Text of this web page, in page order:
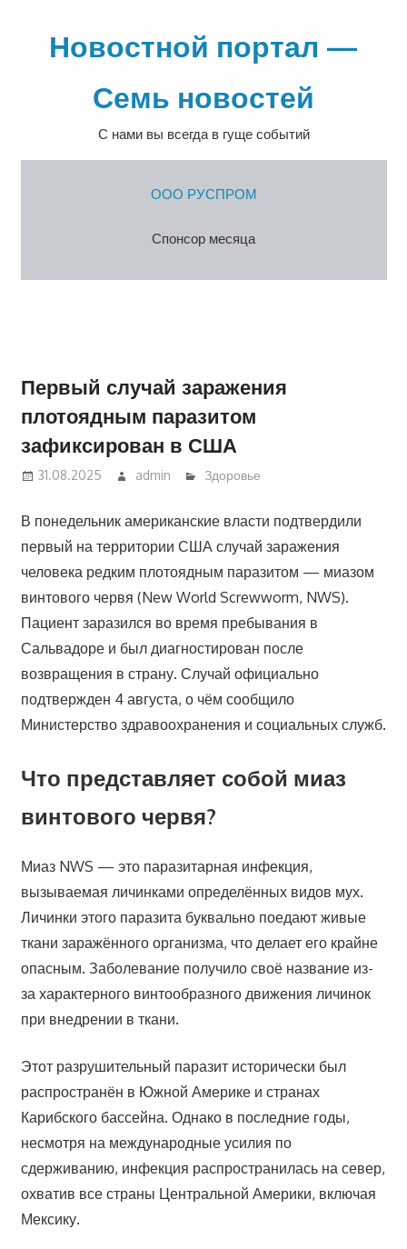
содержимомуНовостной портал —
Семь новостей
С нами вы всегда в гуще событий
ООО РУСПРОМ
Спонсор месяца
Первый случай заражения
плотоядным паразитом
зафиксирован в США
31.08.2025 admin Здоровье
В понедельник американские власти подтвердили
первый на территории США случай заражения
человека редким плотоядным паразитом — миазом
винтового червя (New World Screwworm, NWS).
Пациент заразился во время пребывания в
Сальвадоре и был диагностирован после
возвращения в страну. Случай официально
подтвержден 4 августа, о чём сообщило
Министерство здравоохранения и социальных служб.
Что представляет собой миаз
винтового червя?
Миаз NWS — это паразитарная инфекция,
вызываемая личинками определённых видов мух.
Личинки этого паразита буквально поедают живые
ткани заражённого организма, что делает его крайне
опасным. Заболевание получило своё название из-
за характерного винтообразного движения личинок
при внедрении в ткани.
Этот разрушительный паразит исторически был
распространён в Южной Америке и странах
Карибского бассейна. Однако в последние годы,
несмотря на международные усилия по
сдерживанию, инфекция распространилась на север,
охватив все страны Центральной Америки, включая
Мексику.